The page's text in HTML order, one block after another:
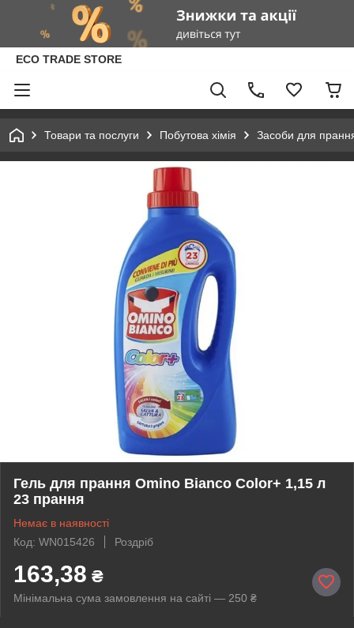
ECO TRADE STORE
Товари та послуги Побутова хімія Засоби для
Гель для прання Omino Bianco Color+ 1,15 л
23 прання
Немає в наявності
Код: WN015426
Роздріб
163,38 ₴
Мінімальна сума замовлення на сайті — 250 ₴